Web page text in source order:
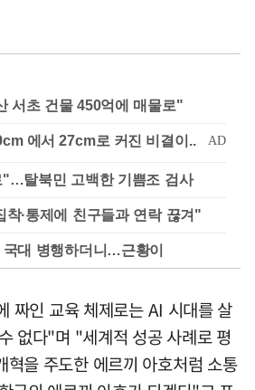
서초 건물 450억에 매물로"
"…탈북민 고백한 기쁨조 검사
착·통제에 친구들과 연락 끊겨"
국대 병행하더니…근황이
짜인 교육 체제로는 AI 시대를 살
없다"며 "세계적 성공 사례로 평
혁을 주도한 에르끼 아호처럼 소통